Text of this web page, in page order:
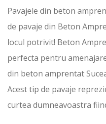
Pavajele din beton
de pavaje din Beton
locul potrivit! Beton
perfecta pentru
din beton amprentat
Acest tip de pavaje
curtea dumneavoastra